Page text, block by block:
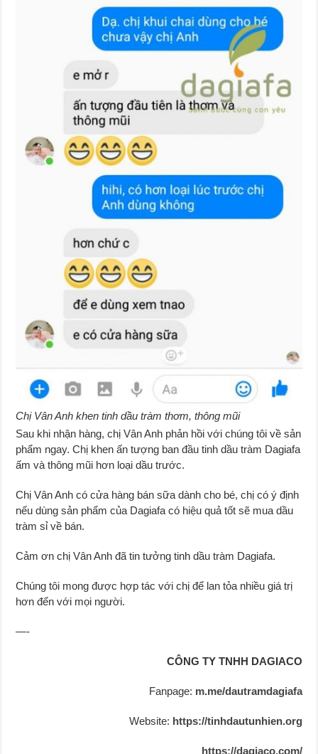
Chị Vân Anh khen tinh dầu tràm thơm, thông mũi
Sau khi nhận hàng, chị Vân Anh phản hồi với chúng tôi về sản
phẩm ngay. Chị khen ấn tượng ban đầu tinh dầu tràm Dagiafa
ấm và thông mũi hơn loại dầu trước.
Chị Vân Anh có cửa hàng bán sữa dành cho bé, chị có ý định
nếu dùng sản phẩm của Dagiafa có hiệu quả tốt sẽ mua dầu
tràm sỉ về bán.
Cảm ơn chị Vân Anh đã tin tưởng tinh dầu tràm Dagiafa.
Chúng tôi mong được hợp tác với chị để lan tỏa nhiều giá trị
hơn đến với mọi người.
—-
CÔNG TY TNHH DAGIACO
Fanpage: m.me/dautramdagiafa
Website: https://tinhdautunhien.org
https://dagiaco.com/